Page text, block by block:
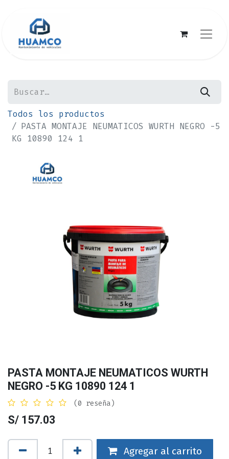
Todos los productos
PASTA MONTAJE NEUMATICOS WURTH NEGRO -5
KG 10890 124 1
PASTA MONTAJE NEUMATICOS WURTH
NEGRO -5 KG 10890 124 1
(0 reseña)
S/ 157.03
Agregar al carrito